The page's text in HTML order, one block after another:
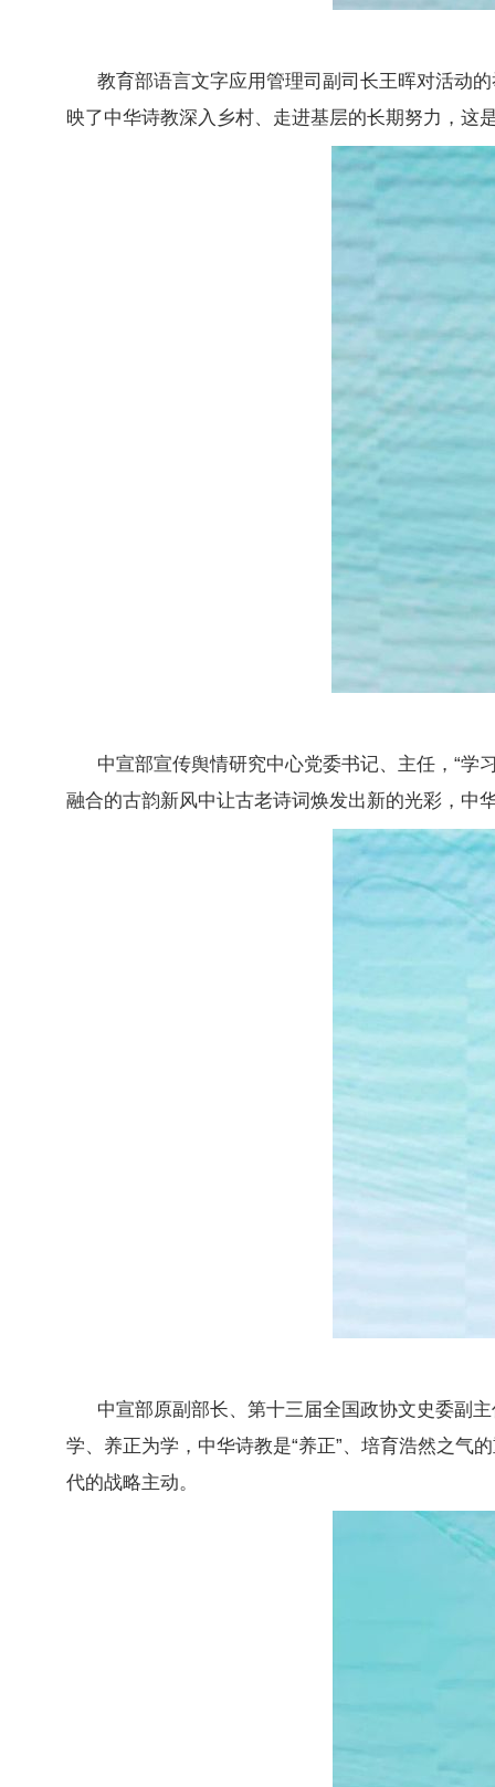
教育部语言文字应用管理司副司长王晖对活动
映了中华诗教深入乡村、走进基层的长期努力，这
中宣部宣传舆情研究中心党委书记、主任，“学
融合的古韵新风中让古老诗词焕发出新的光彩，中
中宣部原副部长、第十三届全国政协文史委副
学、养正为学，中华诗教是“养正”、培育浩然之气
代的战略主动。